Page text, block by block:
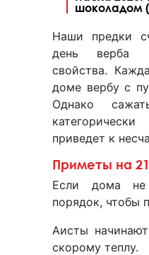
шоколадом
Наши предки
день верба
свойства.
доме вербу с
Однако
приведет к
Приметы на
Если дома не
порядок, чтобы
Аисты
скорому теплу.